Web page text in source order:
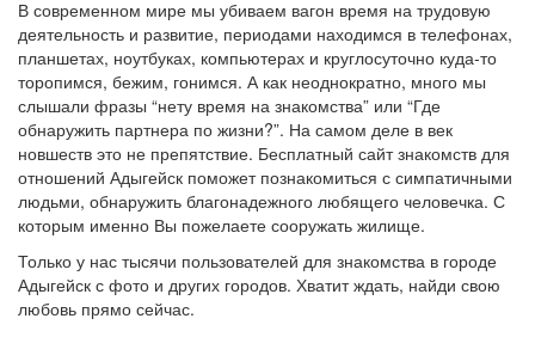
В современном мире мы убиваем вагон время на трудовую
деятельность и развитие, периодами находимся в телефонах,
планшетах, ноутбуках, компьютерах и круглосуточно куда-то
торопимся, бежим, гонимся. А как неоднократно, много мы
слышали фразы “нету время на знакомства” или “Где
обнаружить партнера по жизни?”. На самом деле в век
новшеств это не препятствие. Бесплатный сайт знакомств для
отношений Адыгейск поможет познакомиться с симпатичными
людьми, обнаружить благонадежного любящего человечка. С
которым именно Вы пожелаете сооружать жилище.
Только у нас тысячи пользователей для знакомства в городе
Адыгейск с фото и других городов. Хватит ждать, найди свою
любовь прямо сейчас.